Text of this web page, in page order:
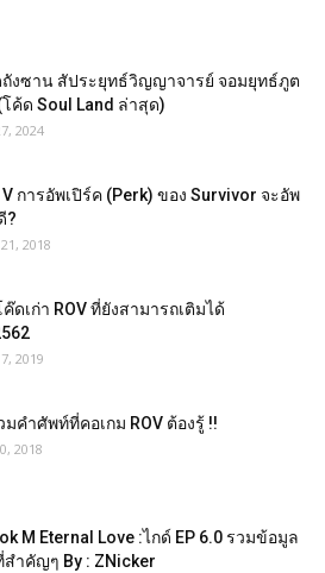
งซาน สัประยุทธ์วิญญาจารย์ จอมยุทธ์ภูต
ค้ด Soul Land ล่าสุด)
2024
V การอัพเปิร์ค (Perk) ของ Survivor จะอัพ
?
2018
ดเก่า ROV ที่ยังสามารถเติมได้
2019
มคำศัพท์ที่คอเกม ROV ต้องรู้ !!
2018
M Eternal Love :ไกด์ EP 6.0 รวมข้อมูล
ำคัญๆ By : ZNicker